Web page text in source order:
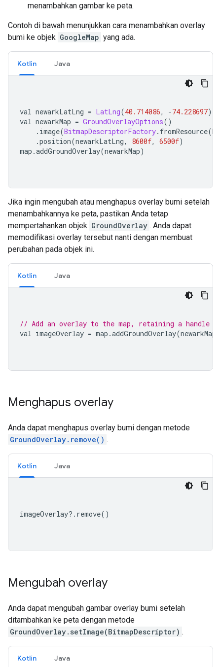
menambahkan gambar ke peta.
Contoh di bawah menunjukkan cara menambahkan overlay
bumi ke objek GoogleMap yang ada.
Kotlin Java
val newarkLatLng = LatLng(40.714086, -74.228697)
val newarkMap = GroundOverlayOptions()
. image(BitmapDescriptorFactory. fromResource(R
.position(newarkLatLng, 8600f, 6500f)
map .addGroundOverlay(newarkMap)
Jika ingin mengubah atau menghapus overlay bumi setelah
menambahkannya ke peta, pastikan Anda tetap
mempertahankan objek GroundOverlay . Anda dapat
memodifikasi overlay tersebut nanti dengan membuat
perubahan pada objek ini.
Kotlin Java
// Add an overlay to the map, retaining a handle
val imageOverlay = map .addGroundOverlay(newarkMap
Menghapus overlay
Anda dapat menghapus overlay bumi dengan metode
GroundOverlay.remove() .
Kotlin Java
imageOverlay?. remove()
Mengubah overlay
Anda dapat mengubah gambar overlay bumi setelah
ditambahkan ke peta dengan metode
GroundOverlay.setImage(BitmapDescriptor) .
Kotlin Java